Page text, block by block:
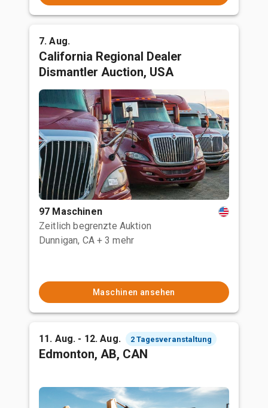
7. Aug.
California Regional Dealer
Dismantler Auction, USA
97 Maschinen
Zeitlich begrenzte Auktion
Dunnigan, CA + 3 mehr
Maschinen ansehen
11. Aug. - 12. Aug. 2 Tagesveranstaltung
Edmonton, AB, CAN